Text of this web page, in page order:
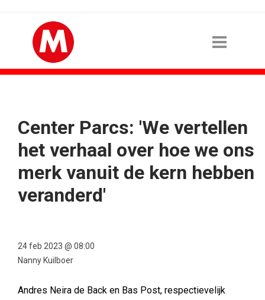
Center Parcs: 'We vertellen
het verhaal over hoe we ons
merk vanuit de kern hebben
veranderd'
24 feb 2023 @ 08:00
Nanny Kuilboer
Andres Neira de Back en Bas Post, respectievelijk